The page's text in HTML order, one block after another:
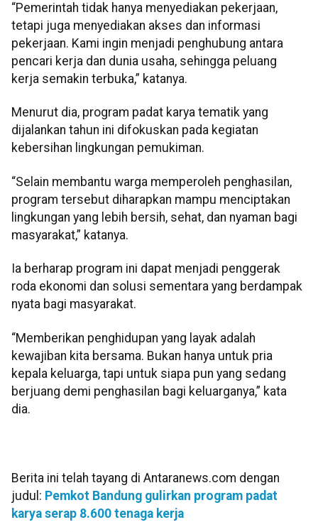
“Pemerintah tidak hanya menyediakan pekerjaan,
tetapi juga menyediakan akses dan informasi
pekerjaan. Kami ingin menjadi penghubung antara
pencari kerja dan dunia usaha, sehingga peluang
kerja semakin terbuka,” katanya.
Menurut dia, program padat karya tematik yang
dijalankan tahun ini difokuskan pada kegiatan
kebersihan lingkungan pemukiman.
“Selain membantu warga memperoleh penghasilan,
program tersebut diharapkan mampu menciptakan
lingkungan yang lebih bersih, sehat, dan nyaman bagi
masyarakat,” katanya.
Ia berharap program ini dapat menjadi penggerak
roda ekonomi dan solusi sementara yang berdampak
nyata bagi masyarakat.
“Memberikan penghidupan yang layak adalah
kewajiban kita bersama. Bukan hanya untuk pria
kepala keluarga, tapi untuk siapa pun yang sedang
berjuang demi penghasilan bagi keluarganya,” kata
dia.
Berita ini telah tayang di Antaranews.com dengan
judul: Pemkot Bandung gulirkan program padat
karya serap 8.600 tenaga kerja